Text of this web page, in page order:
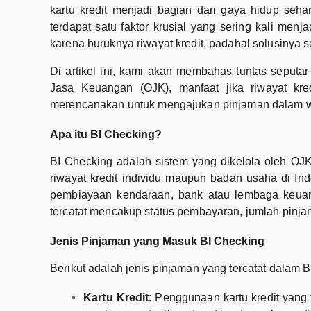
kartu kredit menjadi bagian dari gaya hidup
terdapat satu faktor krusial yang sering kali
karena buruknya riwayat kredit, padahal solusinya
Di artikel ini, kami akan membahas tuntas
Jasa Keuangan (OJK), manfaat jika riwayat
merencanakan untuk mengajukan pinjaman
Apa itu BI Checking?
BI Checking adalah sistem yang dikelola oleh
riwayat kredit individu maupun badan usaha di
pembiayaan kendaraan, bank atau lembaga
tercatat mencakup status pembayaran, jumlah
Jenis Pinjaman yang Masuk BI Checking
Berikut adalah jenis pinjaman yang tercatat dalam
Kartu Kredit: Penggunaan kartu kredit